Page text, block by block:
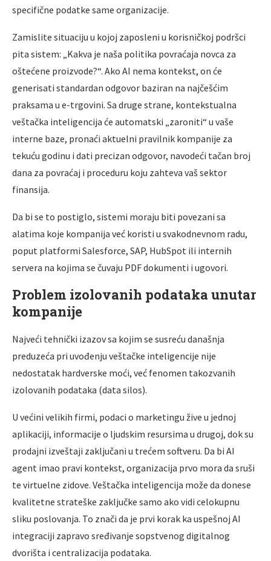
specifične podatke same organizacije.
Zamislite situaciju u kojoj zaposleni u korisničkoj podršci
pita sistem: „Kakva je naša politika povraćaja novca za
oštećene proizvode?“. Ako AI nema kontekst, on će
generisati standardan odgovor baziran na najčešćim
praksama u e-trgovini. Sa druge strane, kontekstualna
veštačka inteligencija će automatski „zaroniti“ u vaše
interne baze, pronaći aktuelni pravilnik kompanije za
tekuću godinu i dati precizan odgovor, navodeći tačan broj
dana za povraćaj i proceduru koju zahteva vaš sektor
finansija.
Da bi se to postiglo, sistemi moraju biti povezani sa
alatima koje kompanija već koristi u svakodnevnom radu,
poput platformi Salesforce, SAP, HubSpot ili internih
servera na kojima se čuvaju PDF dokumenti i ugovori.
Problem izolovanih podataka unutar
kompanije
Najveći tehnički izazov sa kojim se susreću današnja
preduzeća pri uvođenju veštačke inteligencije nije
nedostatak hardverske moći, već fenomen takozvanih
izolovanih podataka (data silos).
U većini velikih firmi, podaci o marketingu žive u jednoj
aplikaciji, informacije o ljudskim resursima u drugoj, dok su
prodajni izveštaji zaključani u trećem softveru. Da bi AI
agent imao pravi kontekst, organizacija prvo mora da sruši
te virtuelne zidove. Veštačka inteligencija može da donese
kvalitetne strateške zaključke samo ako vidi celokupnu
sliku poslovanja. To znači da je prvi korak ka uspešnoj AI
integraciji zapravo sređivanje sopstvenog digitalnog
dvorišta i centralizacija podataka.